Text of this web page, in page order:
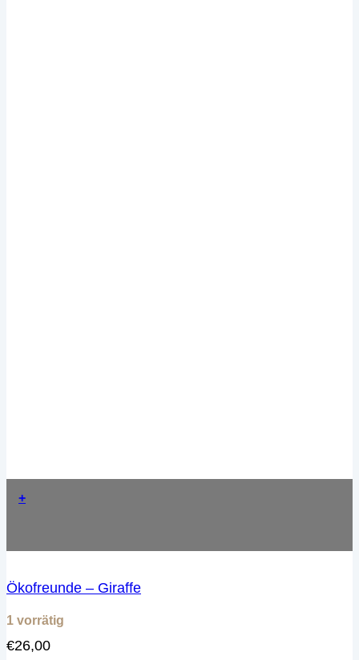
+
Ökofreunde – Giraffe
1 vorrätig
€26,00